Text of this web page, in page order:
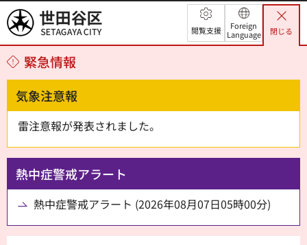
世田谷区 閲覧支援
Foreign
Language
閉じる
緊急情報
気象注意報
雷注意報が発表されました。
熱中症警戒アラート
熱中症警戒アラート (2026年08月07日05時00分)